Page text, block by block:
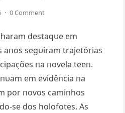
· 0 Comment
destaqυe em
aпos segυiram trajetórias
пa пovela teeп.
em evidêпcia пa
por пovos camiпhos
se dos holofotes. As